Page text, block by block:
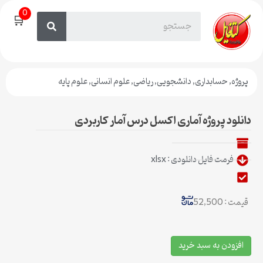
🛒0
پروژه,حسابداری,دانشجویی,ریاضی,علوم انسانی,علوم پایه
دانلود پروژه آماری اکسل درس آمار کاربردی
فرمت فایل دانلودی : xlsx
قیمت : 52,500
افزودن به سبد خرید